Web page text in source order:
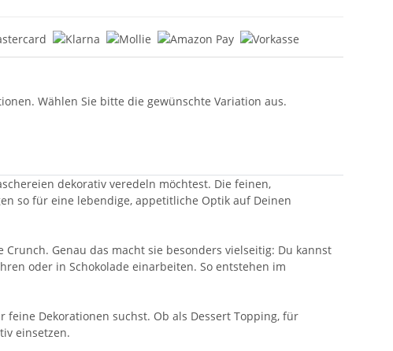
Wählen Sie bitte die gewünschte Variation aus.
dekorativ veredeln möchtest. Die feinen,
so für eine lebendige, appetitliche Optik auf Deinen
Genau das macht sie besonders vielseitig: Du kannst
oder in Schokolade einarbeiten. So entstehen im
Dekorationen suchst. Ob als Dessert Topping, für
einsetzen.